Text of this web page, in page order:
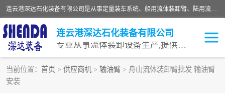
连云港深达石化装备有限公司是从事定量装车系统、船用流体装卸臂、陆用流体装卸臂（鹤管）、活动梯、钢构平台等全系列流体装卸设备的设计、制造、销售以及服务的专业供应商。公司始终以客户为中心，密切跟踪国内外油气储运及装卸设备先进技术的发展，以先进的技术、优质的产品、一流的服务，满足客户需求。
连云港深达石化装备有限公司
专业从事流体装卸设备生产,提供全面解决方案，生产与定制服务
当前位置： 首页 > 供应商机 > 输油臂 > 舟山流体装卸臂批发 输油臂
安装
鹤管